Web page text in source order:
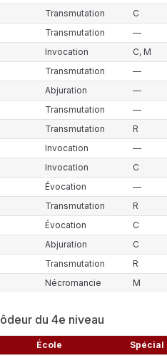
Transmutation
C
Transmutation
—
Invocation
C, M
Transmutation
—
Abjuration
—
Transmutation
—
Transmutation
R
Invocation
—
Invocation
C
Évocation
—
Transmutation
R
Évocation
C
Abjuration
C
Transmutation
R
Nécromancie M
École
Spécial
du 4e niveau